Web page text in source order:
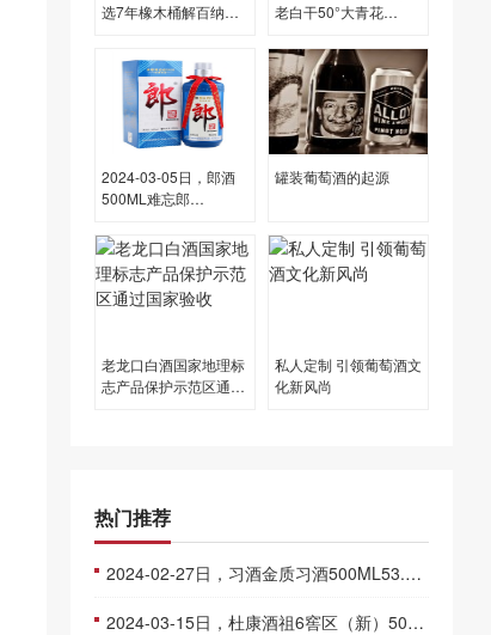
选7年橡木桶解百纳
老白干50°大青花
的价格是多少呢？
2024-03-05日，郎酒
500ML难忘郎
的价格是多少呢？
罐装葡萄酒的起源
老龙口白酒国家地理标
志产品保护示范区通过
私人定制 引领葡萄酒文
化新风尚
热门推荐
2024-02-27日，习酒金质习酒500ML53.00度酒每瓶的价格是多少呢？
2024-03-15日，杜康酒祖6窖区（新）500ML50.00度酒每瓶的价格是多少呢？